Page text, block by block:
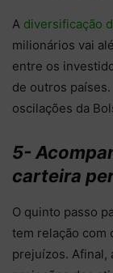
A diversificação
milionários vai
entre os
de outros
oscilações da
5-
carteira
O quinto passo
tem relação com
prejuízos. Afinal,